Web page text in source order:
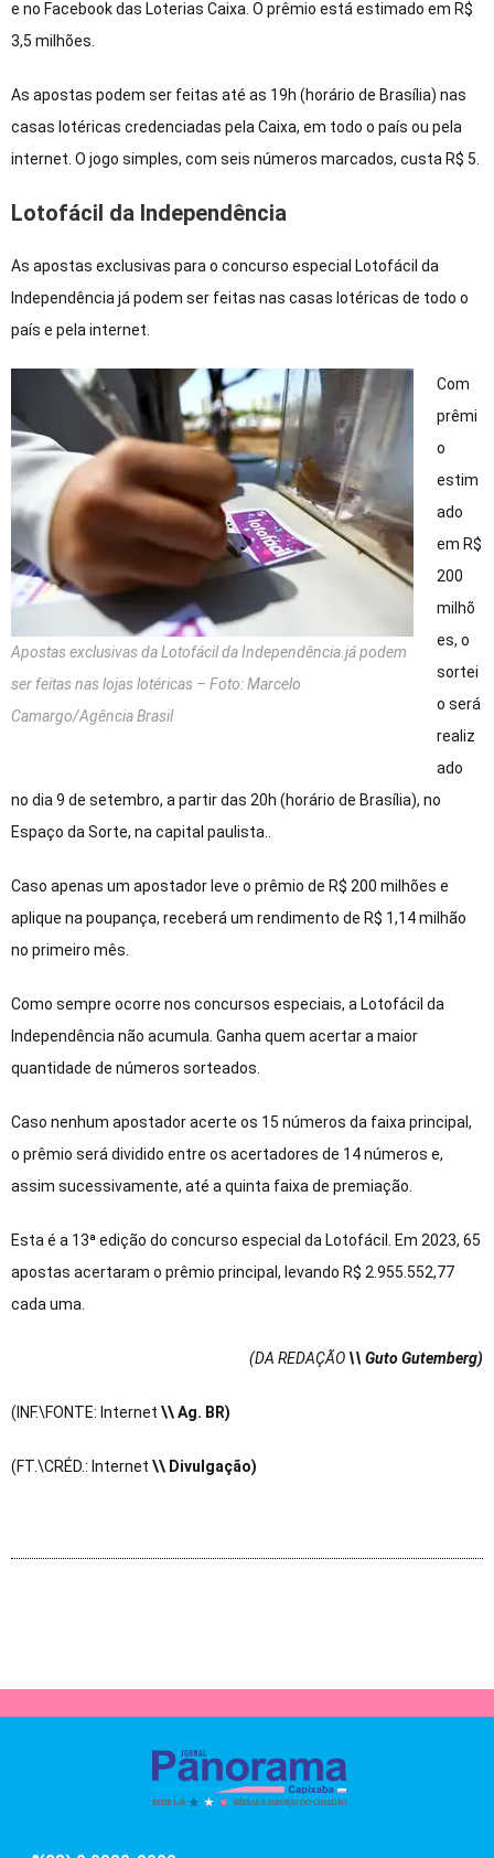
e no Facebook das Loterias Caixa. O prêmio está estimado em R$
3,5 milhões.
As apostas podem ser feitas até as 19h (horário de Brasília) nas
casas lotéricas credenciadas pela Caixa, em todo o país ou pela
internet. O jogo simples, com seis números marcados, custa R$ 5.
Lotofácil da Independência
As apostas exclusivas para o concurso especial Lotofácil da
Independência já podem ser feitas nas casas lotéricas de todo o
país e pela internet.
Apostas exclusivas da Lotofácil da Independência.já podem
ser feitas nas lojas lotéricas – Foto: Marcelo
Camargo/Agência Brasil
Com
prêmi
o
estim
ado
em R$
200
milhõ
es, o
sortei
o será
realiz
ado
no dia 9 de setembro, a partir das 20h (horário de Brasília), no
Espaço da Sorte, na capital paulista..
Caso apenas um apostador leve o prêmio de R$ 200 milhões e
aplique na poupança, receberá um rendimento de R$ 1,14 milhão
no primeiro mês.
Como sempre ocorre nos concursos especiais, a Lotofácil da
Independência não acumula. Ganha quem acertar a maior
quantidade de números sorteados.
Caso nenhum apostador acerte os 15 números da faixa principal,
o prêmio será dividido entre os acertadores de 14 números e,
assim sucessivamente, até a quinta faixa de premiação.
Esta é a 13ª edição do concurso especial da Lotofácil. Em 2023, 65
apostas acertaram o prêmio principal, levando R$ 2.955.552,77
cada uma.
(DA REDAÇÃO \\ Guto Gutemberg)
(INF.\FONTE: Internet \\ Ag. BR)
(FT.\CRÉD.: Internet \\ Divulgação)